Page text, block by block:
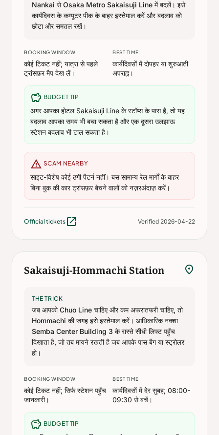
Nankai से Osaka Metro Sakaisuji Line में बदलें। इसे
कार्यदिवस के कम्यूटर पीक के बाहर इस्तेमाल करें और बदलाव को
छोटा और समतल रखें।
BOOKING WINDOW
कोई टिकट नहीं; यात्रा से पहले
ट्रांसफ़र मैप देख लें।
BEST TIME
कार्यदिवसों में दोपहर या शुरुआती
अपराह्न।
savings BUDGET TIP
अगर आपका होटल Sakaisuji Line के स्टॉप्स के पास है, तो यह
बदलाव आपका समय भी बचा सकता है और एक दूसरा उलझाऊ
स्टेशन बदलाव भी टाल सकता है।
warning SCAM NEARBY
साइट-विशेष कोई ठगी पैटर्न नहीं। बस सामान्य रेल मार्गों के बाहर
बिना बुक की कार ट्रांसफ़र बेचने वालों को नज़रअंदाज़ करें।
Official tickets open_in_new Verified 2026-04-22
Sakaisuji-Hommachi Station location_on
THE TRICK
जब आपको Chuo Line चाहिए और कम अफरातफरी चाहिए, तो
Hommachi की जगह इसे इस्तेमाल करें। आधिकारिक नक्शा
Semba Center Building 3 के रास्ते सीधी लिफ्ट पहुँच
दिखाता है, जो तब मायने रखती है जब आपके पास बैग या स्ट्रोलर
हो।
BOOKING WINDOW
कोई टिकट नहीं; सिर्फ स्टेशन पहुँच
जानकारी।
BEST TIME
कार्यदिवसों में देर सुबह; 08:00-
09:30 से बचें।
savings BUDGET TIP